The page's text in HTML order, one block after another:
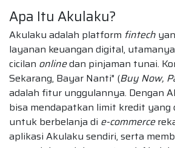
Apa Itu Akulaku?
Akulaku adalah platform fintech
layanan keuangan digital,
cicilan onlinedan pinjaman tunai.
Sekarang, Bayar Nanti" (Buy Now,
adalah fitur unggulannya. Dengan
bisa mendapatkan limit kredit yang
untuk berbelanja di e-commerce
aplikasi Akulaku sendiri, serta